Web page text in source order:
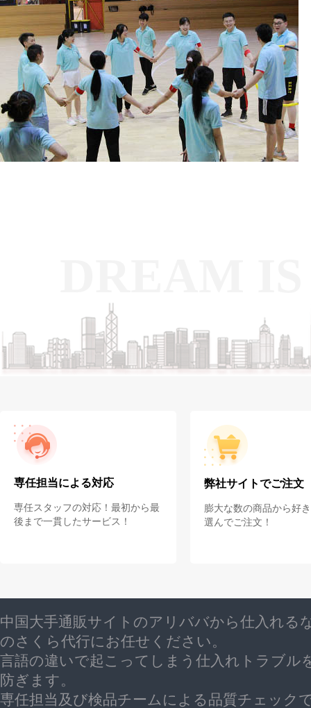
専任担当による対応
専任スタッフの対応！最初から最
後まで一貫したサービス！
弊社サイトでご注文
膨大な数の商品から好
選んでご注文！
中国大手通販サイトのアリババから仕入れる
のさくら代行にお任せください。
言語の違いで起こってしまう仕入れトラブル
防ぎます。
専任担当及び検品チームによる品質チェック